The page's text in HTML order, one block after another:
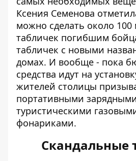
Ксения Семенова
можно сделать около
табличек погибшим
табличек с новыми
домах. И вообще - пока
средства идут на
жителей столицы
портативными
туристическими
фонариками.
Скандальные